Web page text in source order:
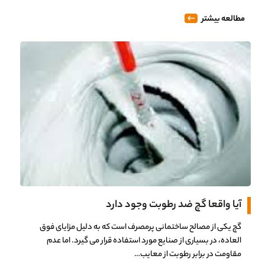
مطالعه بیشتر
آیا واقعا گچ ضد رطوبت وجود دارد
گچ یکی از مصالح ساختمانی پرمصرف است که به دلیل مزایای فوق
العاده، در بسیاری از صنایع مورد استفاده قرار می گیرد. اما عدم
مقاومت در برابر رطوبت از معایب…